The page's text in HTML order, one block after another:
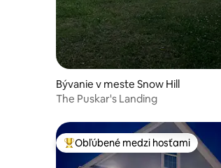
Bývanie v meste Snow Hill
The Puskar's Landing
Najobľúbenejšie medzi hosťami
Obľúbené medzi hosťami